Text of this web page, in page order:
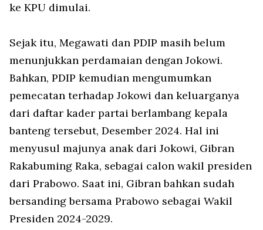
ke KPU dimulai.
Sejak itu, Megawati dan PDIP masih belum
menunjukkan perdamaian dengan Jokowi.
Bahkan, PDIP kemudian mengumumkan
pemecatan terhadap Jokowi dan keluarganya
dari daftar kader partai berlambang kepala
banteng tersebut, Desember 2024. Hal ini
menyusul majunya anak dari Jokowi, Gibran
Rakabuming Raka, sebagai calon wakil presiden
dari Prabowo. Saat ini, Gibran bahkan sudah
bersanding bersama Prabowo sebagai Wakil
Presiden 2024-2029.